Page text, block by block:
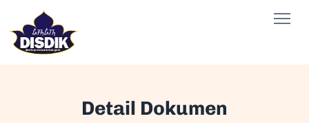
Detail Dokumen